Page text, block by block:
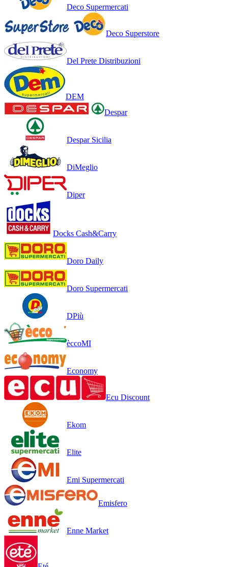
Deco Supermercati
Deco Superstore
Del Prete Distribuzioni
DEM
Despar
Despar Sicilia
DiMeglio
Diper
Docks Cash&Carry
Doro Daily
Doro Supermercati
DPiù
èccoMI
Economy
Ecu Discount
Ekom
Elite
Emi Supermercati
Emisfero
Enne Market